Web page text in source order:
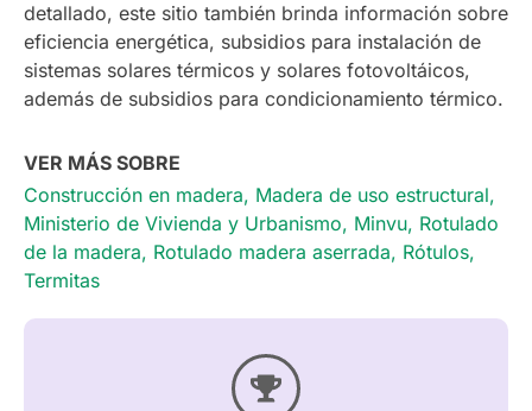
detallado, este sitio también brinda información sobre
eficiencia energética, subsidios para instalación de
sistemas solares térmicos y solares fotovoltáicos,
además de subsidios para condicionamiento térmico.
VER MÁS SOBRE
Construcción en madera, Madera de uso estructural,
Ministerio de Vivienda y Urbanismo, Minvu, Rotulado
de la madera, Rotulado madera aserrada, Rótulos,
Termitas